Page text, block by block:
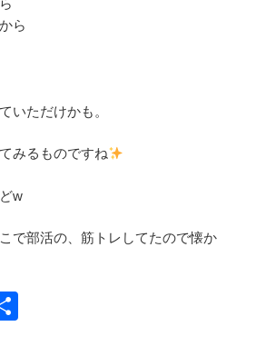
ら
いただけかも。
みるものですね
w
で部活の、筋トレしてたので懐か